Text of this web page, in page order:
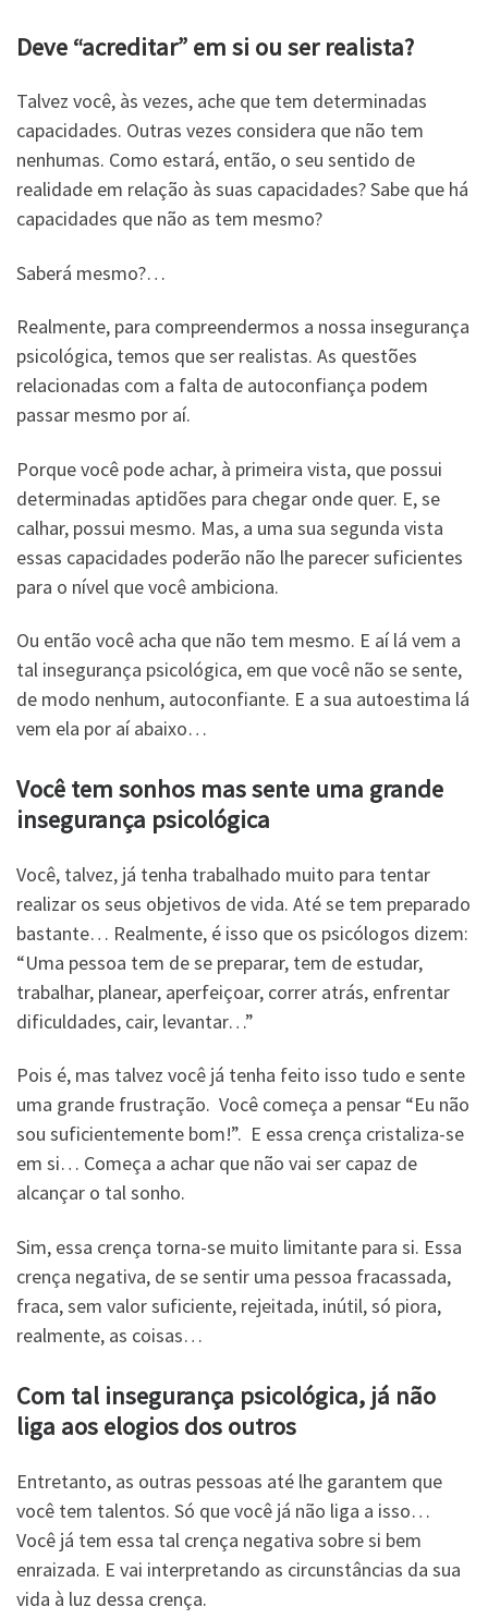
Deve “acreditar” em si ou ser realista?
Talvez você, às vezes, ache que tem determinadas
capacidades. Outras vezes considera que não tem
nenhumas. Como estará, então, o seu sentido de
realidade em relação às suas capacidades? Sabe que há
capacidades que não as tem mesmo?
Saberá mesmo?…
Realmente, para compreendermos a nossa insegurança
psicológica, temos que ser realistas. As questões
relacionadas com a falta de autoconfiança podem
passar mesmo por aí.
Porque você pode achar, à primeira vista, que possui
determinadas aptidões para chegar onde quer. E, se
calhar, possui mesmo. Mas, a uma sua segunda vista
essas capacidades poderão não lhe parecer suficientes
para o nível que você ambiciona.
Ou então você acha que não tem mesmo. E aí lá vem a
tal insegurança psicológica, em que você não se sente,
de modo nenhum, autoconfiante. E a sua autoestima lá
vem ela por aí abaixo…
Você tem sonhos mas sente uma grande
insegurança psicológica
Você, talvez, já tenha trabalhado muito para tentar
realizar os seus objetivos de vida. Até se tem preparado
bastante… Realmente, é isso que os psicólogos dizem:
“Uma pessoa tem de se preparar, tem de estudar,
trabalhar, planear, aperfeiçoar, correr atrás, enfrentar
dificuldades, cair, levantar…”
Pois é, mas talvez você já tenha feito isso tudo e sente
uma grande frustração. Você começa a pensar “Eu não
sou suficientemente bom!”. E essa crença cristaliza-se
em si… Começa a achar que não vai ser capaz de
alcançar o tal sonho.
Sim, essa crença torna-se muito limitante para si. Essa
crença negativa, de se sentir uma pessoa fracassada,
fraca, sem valor suficiente, rejeitada, inútil, só piora,
realmente, as coisas…
Com tal insegurança psicológica, já não
liga aos elogios dos outros
Entretanto, as outras pessoas até lhe garantem que
você tem talentos. Só que você já não liga a isso…
Você já tem essa tal crença negativa sobre si bem
enraizada. E vai interpretando as circunstâncias da sua
vida à luz dessa crença.